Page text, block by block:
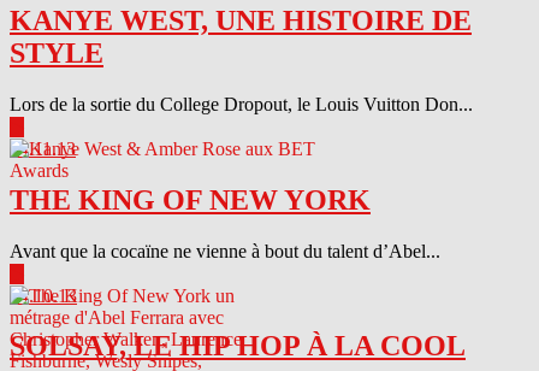
KANYE WEST, UNE HISTOIRE DE
STYLE
Lors de la sortie du College Dropout, le Louis Vuitton Don...
04.11.13
THE KING OF NEW YORK
Avant que la cocaïne ne vienne à bout du talent d’Abel...
04.10.13
SOLSAY, LE HIP HOP À LA COOL